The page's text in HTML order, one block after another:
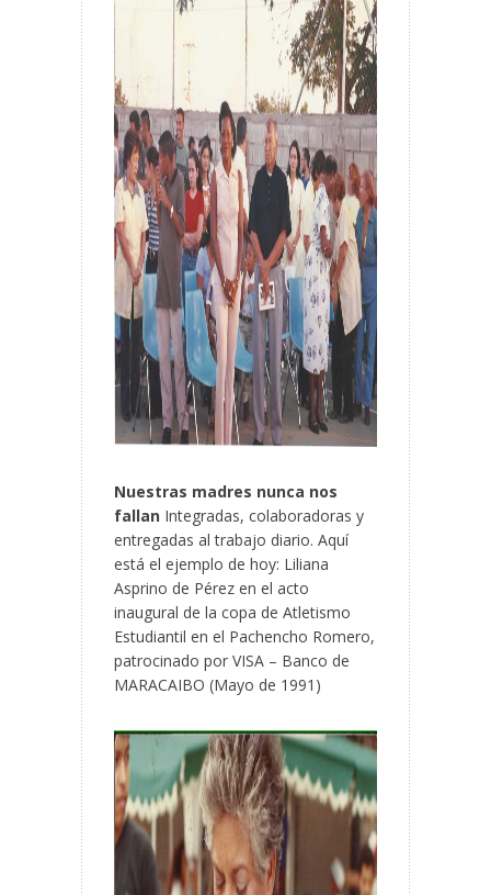
Nuestras madres nunca nos
fallan Integradas, colaboradoras y
entregadas al trabajo diario. Aquí
está el ejemplo de hoy: Liliana
Asprino de Pérez en el acto
inaugural de la copa de Atletismo
Estudiantil en el Pachencho Romero,
patrocinado por VISA – Banco de
MARACAIBO (Mayo de 1991)